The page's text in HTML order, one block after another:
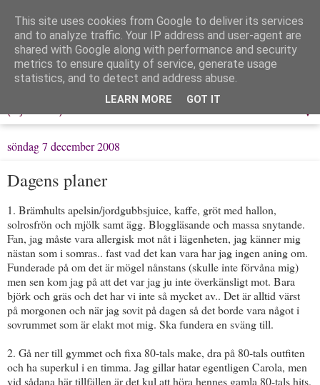
Löpning & Livet
Mitt liv, mina tankar & min träning
▼
söndag 7 december 2008
Dagens planer
1. Brämhults apelsin/jordgubbsjuice, kaffe, gröt med hallon,
solrosfrön och mjölk samt ägg. Bloggläsande och massa snytande.
Fan, jag måste vara allergisk mot nåt i lägenheten, jag känner mig
nästan som i somras.. fast vad det kan vara har jag ingen aning om.
Funderade på om det är mögel nånstans (skulle inte förvåna mig)
men sen kom jag på att det var jag ju inte överkänsligt mot. Bara
björk och gräs och det har vi inte så mycket av.. Det är alltid värst
på morgonen och när jag sovit på dagen så det borde vara något i
sovrummet som är elakt mot mig. Ska fundera en sväng till.
2. Gå ner till gymmet och fixa 80-tals make, dra på 80-tals outfiten
och ha superkul i en timma. Jag gillar hatar egentligen Carola, men
vid sådana här tillfällen är det kul att höra hennes gamla 80-tals hits.
This site uses cookies from Google to deliver its services
and to analyze traffic. Your IP address and user-agent are
shared with Google along with performance and security
metrics to ensure quality of service, generate usage
statistics, and to detect and address abuse.
LEARN MORE GOT IT